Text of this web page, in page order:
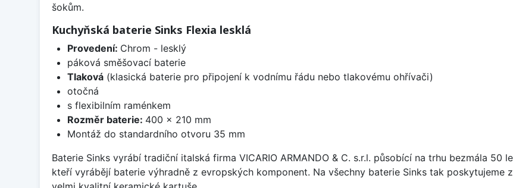
šokům.
Kuchyňská baterie Sinks Flexia lesklá
Provedení: Chrom - lesklý
páková směšovací baterie
Tlaková(klasická baterie pro připojení k vodnímu řádu nebo tlakovému ohřívači)
otočná
s flexibilním raménkem
Rozměr baterie: 400 x 210 mm
Montáž do standardního otvoru 35 mm
Baterie Sinks vyrábí tradiční italská firma VICARIO ARMANDO & C. s.r.l. působící na trhu bezmála
kteří vyrábějí baterie výhradně z evropských komponent. Na všechny baterie Sinks tak poskytujeme